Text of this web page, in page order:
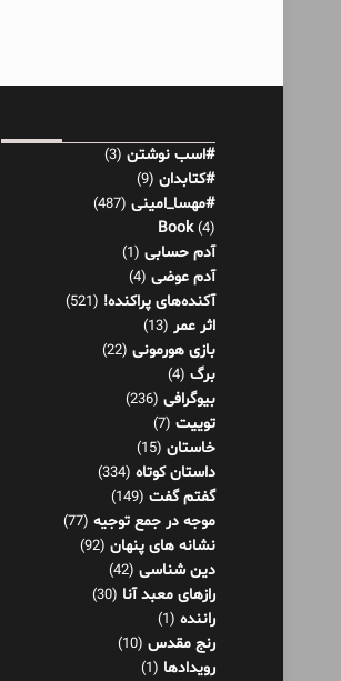
#اسب نوشتن (3)
#کتابدان (9)
#مهسا_امینی (487)
Book(4)
آدم حسابی (1)
آدم عوضی (4)
آکنده‌های پراکنده! (521)
اثر عمر (13)
بازی هورمونی (22)
برگ (4)
بیوگرافی (236)
توییت (7)
خاستان (15)
داستان کوتاه (334)
گفتم گفت (149)
موجه در جمع توجیه (77)
نشانه های پنهان (92)
دین شناسی (42)
رازهای معبد آنا (30)
راننده (1)
رنج مقدس (10)
رویدادها (1)